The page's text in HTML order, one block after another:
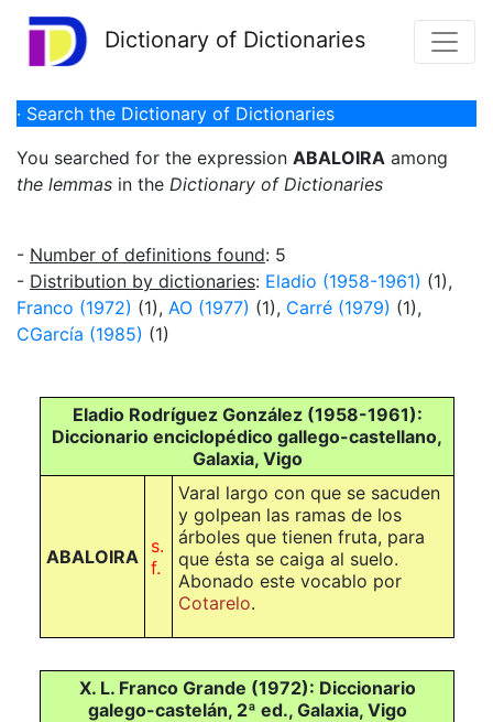
Dictionary of Dictionaries
· Search the Dictionary of Dictionaries
You searched for the expression ABALOIRA among
the lemmas in the Dictionary of Dictionaries
- Number of definitions found: 5
- Distribution by dictionaries: Eladio (1958-1961) (1),
Franco (1972) (1), AO (1977) (1), Carré (1979) (1),
CGarcía (1985) (1)
Eladio Rodríguez González (1958-1961):
Diccionario enciclopédico gallego-castellano,
Galaxia, Vigo
ABALOIRA s.
f.
Varal largo con que se sacuden
y golpean las ramas de los
árboles que tienen fruta, para
que ésta se caiga al suelo.
Abonado este vocablo por
Cotarelo.
X. L. Franco Grande (1972): Diccionario
galego-castelán, 2ª ed., Galaxia, Vigo